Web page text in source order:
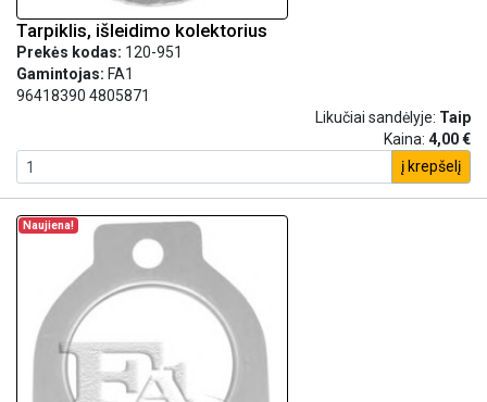
Tarpiklis, išleidimo kolektorius
Prekės kodas: 120-951
Gamintojas: FA1
96418390 4805871
Likučiai sandėlyje: Taip
Kaina: 4,00 €
į krepšelį
Naujiena!